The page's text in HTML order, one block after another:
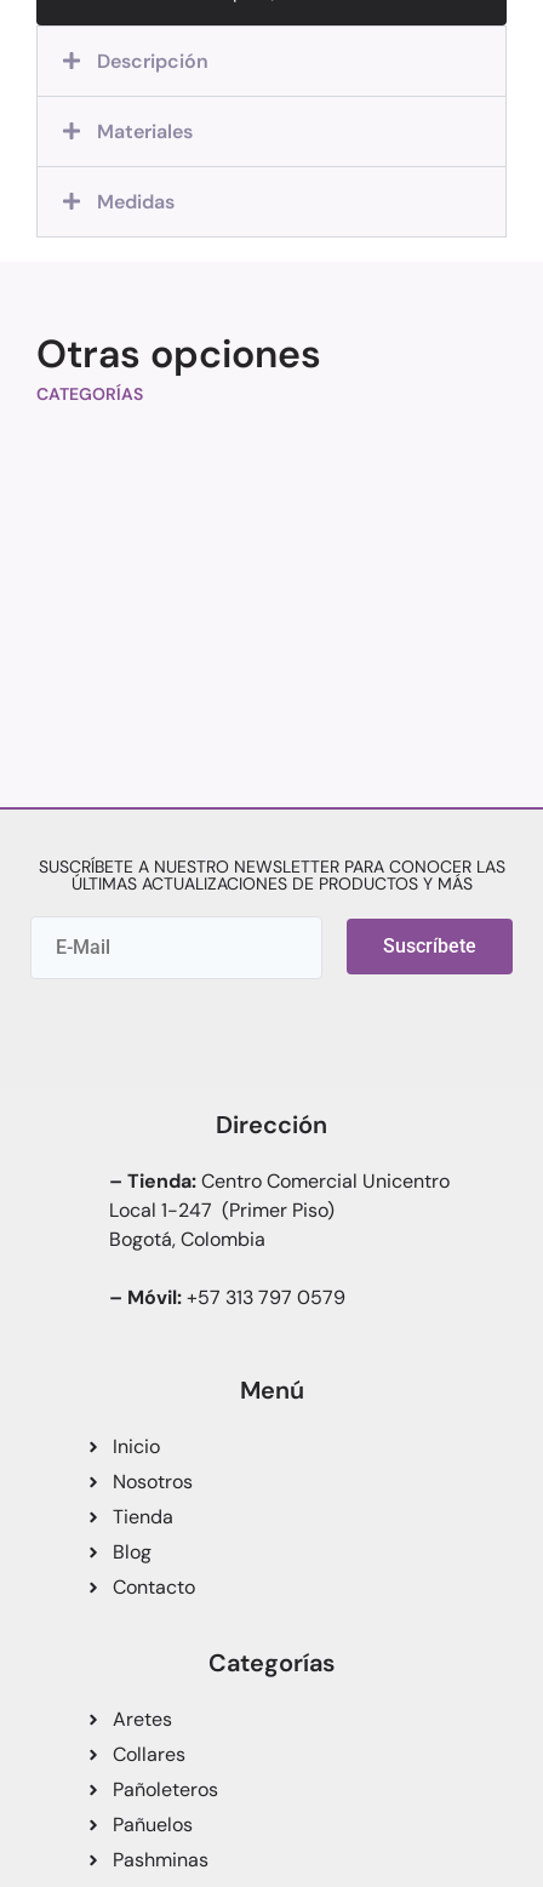
Descripción
Materiales
Medidas
Otras opciones
CATEGORÍAS
SUSCRÍBETE A NUESTRO NEWSLETTER PARA CONOCER LAS
ÚLTIMAS ACTUALIZACIONES DE PRODUCTOS Y MÁS
Suscríbete
Dirección
– Tienda:Centro Comercial Unicentro
Local 1-247 (Primer Piso)
Bogotá, Colombia
– Móvil:+57 313 797 0579
Menú
Inicio
Nosotros
Tienda
Blog
Contacto
Categorías
Aretes
Collares
Pañoleteros
Pañuelos
Pashminas